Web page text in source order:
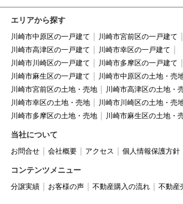
エリアから探す
川崎市中原区の一戸建て
川崎市宮前区の一戸建て
川崎市高津区の一戸建て
川崎市幸区の一戸建て
川崎市川崎区の一戸建て
川崎市多摩区の一戸建て
川崎市麻生区の一戸建て
川崎市中原区の土地・売
川崎市宮前区の土地・売地
川崎市高津区の土地・
川崎市幸区の土地・売地
川崎市川崎区の土地・売
川崎市多摩区の土地・売地
川崎市麻生区の土地・
当社について
お問合せ 会社概要 アクセス 個人情報保護方針
コンテンツメニュー
分譲実績 お客様の声 不動産購入の流れ 不動産